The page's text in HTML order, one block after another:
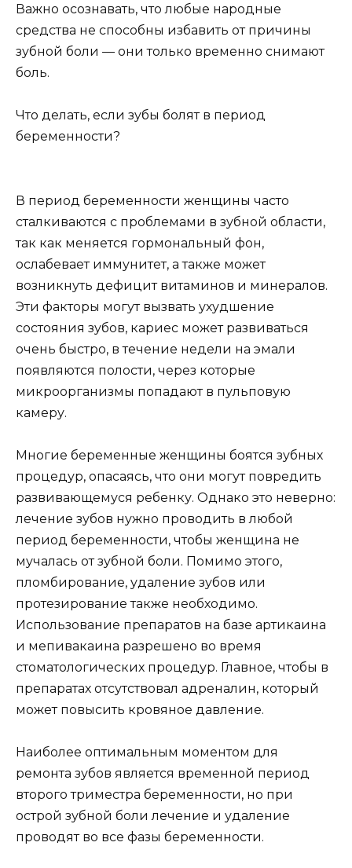
Важно осознавать, что любые народные
средства не способны избавить от причины
зубной боли — они только временно снимают
боль.
Что делать, если зубы болят в период
беременности?
В период беременности женщины часто
сталкиваются с проблемами в зубной области,
так как меняется гормональный фон,
ослабевает иммунитет, а также может
возникнуть дефицит витаминов и минералов.
Эти факторы могут вызвать ухудшение
состояния зубов, кариес может развиваться
очень быстро, в течение недели на эмали
появляются полости, через которые
микроорганизмы попадают в пульповую
камеру.
Многие беременные женщины боятся зубных
процедур, опасаясь, что они могут повредить
развивающемуся ребенку. Однако это неверно:
лечение зубов нужно проводить в любой
период беременности, чтобы женщина не
мучалась от зубной боли. Помимо этого,
пломбирование, удаление зубов или
протезирование также необходимо.
Использование препаратов на базе артикаина
и мепивакаина разрешено во время
стоматологических процедур. Главное, чтобы в
препаратах отсутствовал адреналин, который
может повысить кровяное давление.
Наиболее оптимальным моментом для
ремонта зубов является временной период
второго триместра беременности, но при
острой зубной боли лечение и удаление
проводят во все фазы беременности.